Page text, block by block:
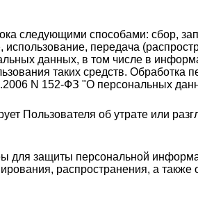
следующими способами: сбор,
передача
данных, в том числе в
таких средств. Обработка
N 152-ФЗ "О персональных
Пользователя об утрате или
для защиты персональной
распространения, а также